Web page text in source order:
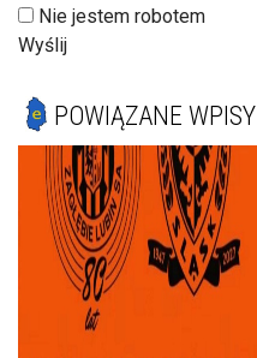
Nie jestem robotem
Wyślij
POWIĄZANE WPISY